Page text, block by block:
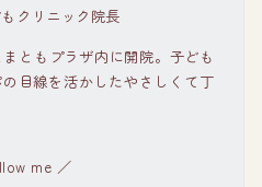
クリニック院長
ともプラザ内に開院。子ども
目線を活かしたやさしくて丁
me ／